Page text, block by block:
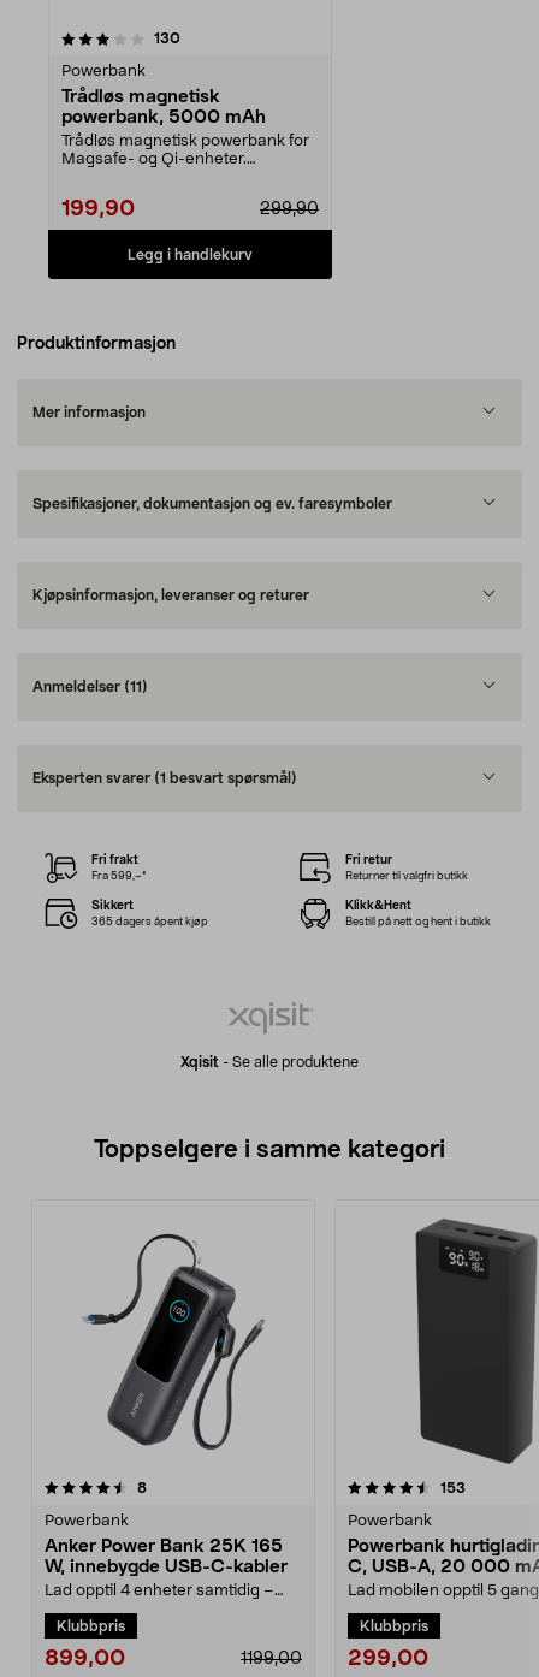
130anmeldelser
Powerbank
Trådløs magnetisk
powerbank, 5000 mAh
Trådløs magnetisk powerbank for
Magsafe- og Qi-enheter.
299,90
199,90
Legg i handlekurv
Produktinformasjon
Mer informasjon
Spesifikasjoner, dokumentasjon og ev. faresymboler
Kjøpsinformasjon, leveranser og returer
Anmeldelser (11)
Eksperten svarer (1 besvart spørsmål)
Xqisit - Se alle produktene
Fri frakt
Fra 599,–*
Fri retur
Returner til valgfri butikk
Sikkert
365 dagers åpent kjøp
Klikk&Hent
Bestill på nett og hent i butikk
Toppselgere i samme kategori
8anmeldelser
Powerbank
Anker Power Bank 25K 165
W, innebygde USB-C-kabler
Lad opptil 4 enheter samtidig –
mAh powerbank m...
Klubbpris
899,00 1199,00
4.5 av 5 stjerner 153
Powerbank
Powerbank
C, USB-A, 20 000
Lad mobilen opptil 5
powerbank – 20...
Klubbpris
299,00
3.5 av 5 stjerner